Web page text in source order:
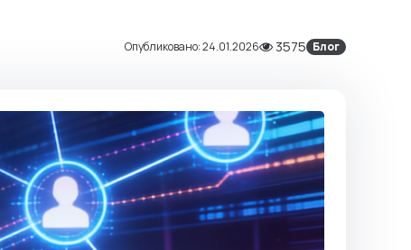
Опубликовано:24.01.2026 3575 Блог